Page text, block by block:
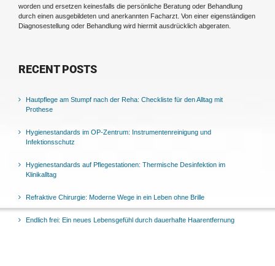
worden und ersetzen keinesfalls die persönliche Beratung oder Behandlung
durch einen ausgebildeten und anerkannten Facharzt. Von einer eigenständigen
Diagnosestellung oder Behandlung wird hiermit ausdrücklich abgeraten.
RECENT POSTS
Hautpflege am Stumpf nach der Reha: Checkliste für den Alltag mit
Prothese
Hygienestandards im OP-Zentrum: Instrumentenreinigung und
Infektionsschutz
Hygienestandards auf Pflegestationen: Thermische Desinfektion im
Klinikalltag
Refraktive Chirurgie: Moderne Wege in ein Leben ohne Brille
Endlich frei: Ein neues Lebensgefühl durch dauerhafte Haarentfernung